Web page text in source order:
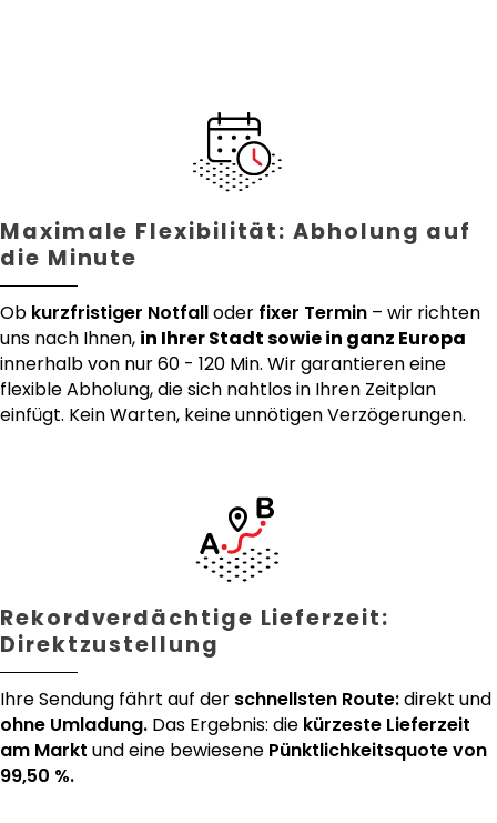
Maximale Flexibilität: Abholung auf
die Minute
Ob kurzfristiger Notfalloder fixer Termin – wir richten
uns nach Ihnen, in Ihrer Stadt sowie in ganz Europa
innerhalb von nur 60 - 120 Min. Wir garantieren eine
flexible Abholung, die sich nahtlos in Ihren Zeitplan
einfügt. Kein Warten, keine unnötigen Verzögerungen.
Rekordverdächtige Lieferzeit:
Direktzustellung
Ihre Sendung fährt auf der schnellsten Route:direkt und
ohne Umladung. Das Ergebnis: die kürzeste Lieferzeit
am Markt und eine bewiesene Pünktlichkeitsquote von
99,50 %.